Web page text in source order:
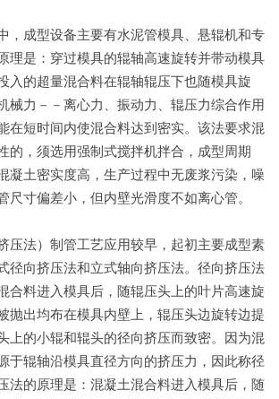
，成型设备主要有水泥管模具、悬辊机和专
理是：穿过模具的辊轴高速旋转并带动模具
入的超量混合料在辊轴辊压下也随模具旋
械力－－离心力、振动力、辊压力综合作用
在短时间内使混合料达到密实。该法要求混
的，须选用强制式搅拌机拌合，成型周期
凝土密实度高，生产过程中无废浆污染，噪
尺寸偏差小，但内壁光滑度不如离心管。
压法）制管工艺应用较早，起初主要成型素
径向挤压法和立式轴向挤压法。径向挤压法
合料进入模具后，随辊压头上的叶片高速旋
抛出均布在模具内壁上，辊压头边旋转边提
上的小辊和辊头的径向挤压而致密。因为混
于辊轴沿模具直径方向的挤压力，因此称径
法的原理是：混凝土混合料进入模具后，随